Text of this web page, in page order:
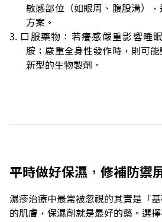
敏感部位（如眼周、腹股溝）
方案。
口服藥物：若癢感嚴重影響睡
胺；嚴重全身性發作時，則可
新型的生物製劑。
平時做好保濕，修補防禦
濕疹治療中最常被忽視的其實是「
的肌膚，保濕劑就是最好的藥。選